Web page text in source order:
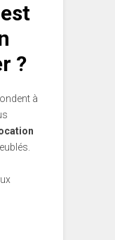
?
à